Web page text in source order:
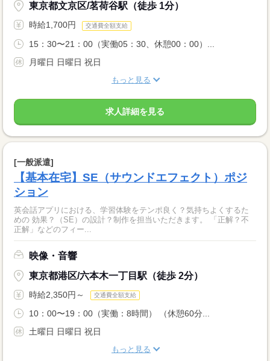
東京都文京区/茗荷谷駅（徒歩 1分）
時給1,700円 交通費全額支給
15：30〜21：00（実働05：30、休憩00：00）...
月曜日 日曜日 祝日
もっと見る
求人詳細を見る
[一般派遣]
【基本在宅】SE（サウンドエフェクト）ポジ
ション
英会話アプリにおける、学習体験をテンポ良く？気持ちよくするた
めの 効果？（SE）の設計？制作を担当いただきます。 「正解？不
正解」などのフィー...
映像・音響
東京都港区/六本木一丁目駅（徒歩 2分）
時給2,350円～ 交通費全額支給
10：00〜19：00（実働：8時間） （休憩60分...
土曜日 日曜日 祝日
もっと見る